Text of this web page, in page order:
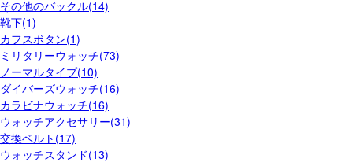
その他のバックル(14)
靴下(1)
カフスボタン(1)
ミリタリーウォッチ(73)
ノーマルタイプ(10)
ダイバーズウォッチ(16)
カラビナウォッチ(16)
ウォッチアクセサリー(31)
交換ベルト(17)
ウォッチスタンド(13)